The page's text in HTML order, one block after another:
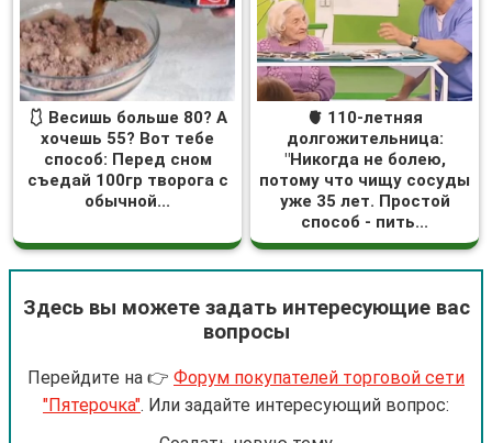
🩱 Весишь больше 80? А
хочешь 55? Вот тебе
способ: Перед сном
съедай 100гр творога с
обычной...
🫀 110-летняя
долгожительница:
"Никогда не болею,
потому что чищу сосуды
уже 35 лет. Простой
способ - пить...
Здесь вы можете задать интересующие вас
вопросы
Перейдите на 👉 Форум покупателей торговой сети
"Пятерочка". Или задайте интересующий вопрос: